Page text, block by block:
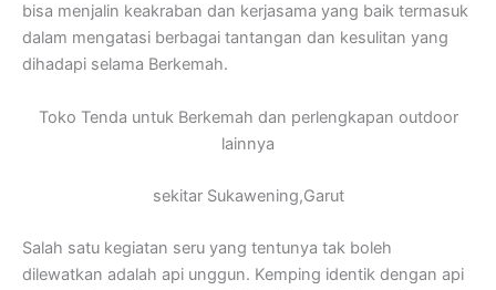
bisa menjalin keakraban dan kerjasama yang baik termasuk
dalam mengatasi berbagai tantangan dan kesulitan yang
dihadapi selama Berkemah.
Toko Tenda untuk Berkemah dan perlengkapan outdoor
lainnya
sekitar Sukawening,Garut
Salah satu kegiatan seru yang tentunya tak boleh
dilewatkan adalah api unggun. Kemping identik dengan api